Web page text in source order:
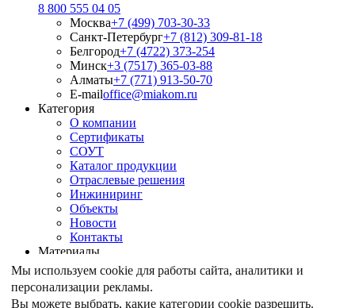
8 800 555 04 05
Москва+7 (499) 703-30-33
Санкт-Петербург+7 (812) 309-81-18
Белгород+7 (4722) 373-254
Минск+3 (7517) 365-03-88
Алматы+7 (771) 913-50-70
E-mailoffice@miakom.ru
Категория
О компании
Сертификаты
СОУТ
Каталог продукции
Отраслевые решения
Инжиниринг
Объекты
Новости
Контакты
Материалы
Армирование грунтов
Армирование асфальтобетона
Геомембрана
Мы используем cookie для работы сайта, аналитики и
персонализации рекламы.
Вы можете выбрать, какие категории cookie разрешить.